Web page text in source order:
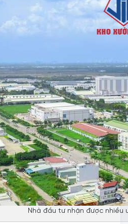
Nhà đầu tư nhận được